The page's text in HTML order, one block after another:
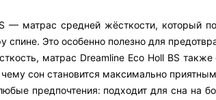
— матрас средней жёсткости, который
спине. Это особенно полезно для
матрас Dreamline Eco Holl BS
чему сон становится максимально
предпочтения: подходит для сна на